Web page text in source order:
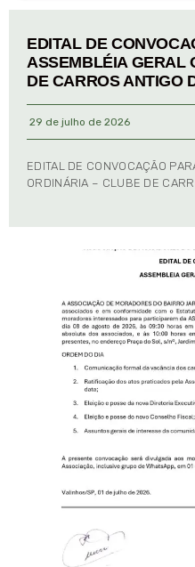
EDITAL DE
ASSEMBLÉIA GERAL
DE CARROS ANTIGO
29 de julho de 2026
EDITAL DE CONVOCAÇÃO
ORDINÁRIA – CLUBE DE